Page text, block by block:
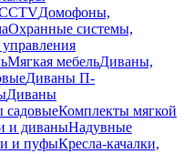
Домофоны,
Охранные системы,
Мягкая мебельДиваны,
Диваны П-
Диваны
садовыеКомплекты мягкой
и диваныНадувные
и пуфыКресла-качалки,